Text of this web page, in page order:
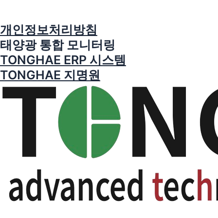
②"회사"는 "약관의규제에관한법률", "정보통신망이용촉진및정
보보호등에관한법률(이하 "정보통신망법")" 등 관련법을 위배하
지 않는 범위에서 이 약관을 개정할 수 있습니다.
③"회사"가 약관을 개정할 경우에는 적용일자 및 개정사유를 명
시하여 현행약관과 함께 제1항의 방식에 따라 그 개정약관의 적
용일자 30일 전부터 적용일자 전일까지 공지합니다. 다만, 회원
에게 불리한 약관의 개정의 경우에는 공지 외에 일정기간 서비스
내 전자우편, 전자쪽지, 로그인시 동의창 등의 전자적 수단을 통
해 따로 명확히 통지하도록 합니다.
④회사가 전항에 따라 개정약관을 공지 또는 통지하면서 회원에
게 30일 기간 내에 의사표시를 하지 않으면 의사표시가 표명된
것으로 본다는 뜻을 명확하게 공지 또는 통지하였음에도 회원이
관에 동의한 것으로 봅니다.
⑤회원이 개정약관의 적용에 동의하지 않는 경우 회사는 개정
약관의 내용을 적용할 수 없으며, 이 경우 회원은 이용계약을 해
분하고 있으며, 항목 별 이용목적은 아래와 같습니다.
[회원의 동의가 필요한 항목]
① 회원 ID : 콘텐츠 제공에 따른 개인 식별
② 회원 이름 : 콘텐츠 제공에 따른 개인 식별
③ 비밀번호 : 본인 인증
[회원의 동의가 필요하지 않은 항목]
① 접속기록(방문일시 등) : 서비스품질 향상, 계약이행 및 분쟁
3. 개인정보의 보유 및 이용기간
회원의 동의 하에 수집된 개인정보는 회원 자격이 유지되는 동안
보유 및 이용되며, 해지를 요청한 경우에는 재생할 수 없는 방법
에 의하여 디스크에서 완전히 삭제하며 추후 열람이나 이용이 불
가능한 상태로 처리됩니다.
단, 회사는 개인정보 도용 등으로 인한 피해 발생시 복구와 피해
자 보호 등을 위해 회원의 홈페이지 ID는 해지한 날로부터 최대
개인정보처리방침
태양광 통합 모니터링
TONGHAE ERP 시스템
TONGHAE 지명원